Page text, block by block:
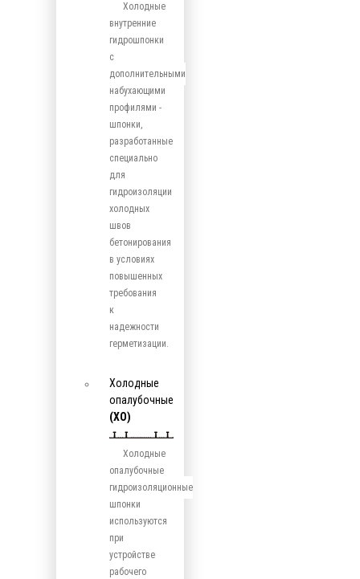
Холодные
внутренние
гидрошпонки
с
дополнительными
набухающими
профилями -
шпонки,
разработанные
специально
для
гидроизоляции
холодных
швов
бетонирования
в условиях
повышенных
требования
к
надежности
герметизации.
Холодные
опалубочные
(ХО)
Холодные
опалубочные
гидроизоляционные
шпонки
используются
при
устройстве
рабочего